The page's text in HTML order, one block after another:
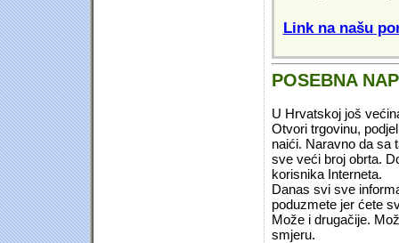
Link na našu
POSEBNA
U Hrvatskoj još
Otvori trgovinu,
naići. Naravno da sa
sve veći broj obrta.
korisnika Interneta.
Danas svi sve
poduzmete jer ćete
Može i drugačije.
smjeru.